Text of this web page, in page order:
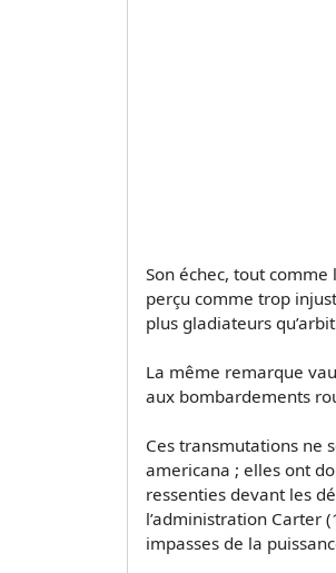
Son échec, tout
perçu comme trop
plus gladiateurs
La même remarque
aux bombardements
Ces transmutations ne
americana ; elles ont
ressenties devant les
l’administration Carter
impasses de la